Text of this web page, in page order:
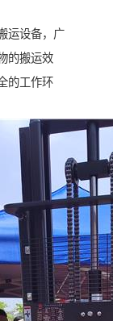
运设备，广
的搬运效
的工作环